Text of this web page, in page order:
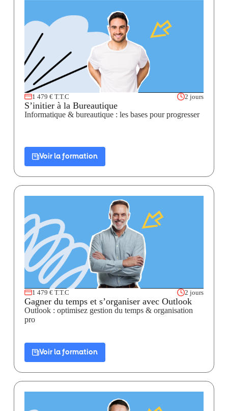
1 479 € T.T.C 2 jours
S’initier à la Bureautique
Informatique & bureautique : les bases pour progresser
Voir la formation
1 479 € T.T.C 2 jours
Gagner du temps et s’organiser avec Outlook
Outlook : optimisez gestion du temps & organisation
pro
Voir la formation